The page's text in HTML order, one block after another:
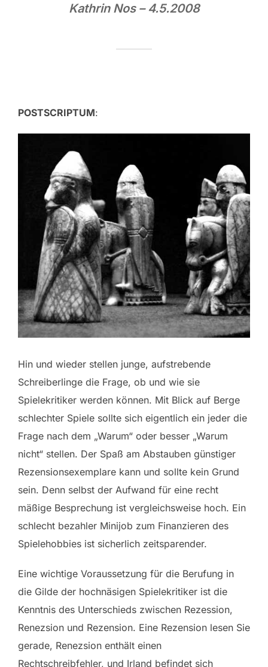
Kathrin Nos – 4.5.2008
POSTSCRIPTUM:
Hin und wieder stellen junge, aufstrebende
Schreiberlinge die Frage, ob und wie sie
Spielekritiker werden können. Mit Blick auf Berge
schlechter Spiele sollte sich eigentlich ein jeder die
Frage nach dem „Warum“ oder besser „Warum
nicht“ stellen. Der Spaß am Abstauben günstiger
Rezensionsexemplare kann und sollte kein Grund
sein. Denn selbst der Aufwand für eine recht
mäßige Besprechung ist vergleichsweise hoch. Ein
schlecht bezahler Minijob zum Finanzieren des
Spielehobbies ist sicherlich zeitsparender.
Eine wichtige Voraussetzung für die Berufung in
die Gilde der hochnäsigen Spielekritiker ist die
Kenntnis des Unterschieds zwischen Rezession,
Renezsion und Rezension. Eine Rezension lesen Sie
gerade, Renezsion enthält einen
Rechtschreibfehler, und Irland befindet sich